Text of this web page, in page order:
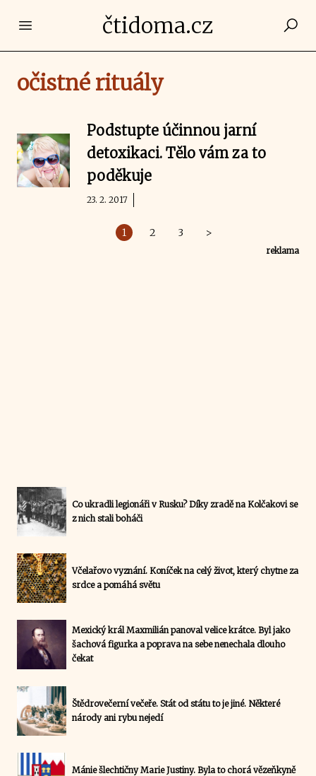
Open main menučtidoma.cz
očistné rituály
Podstupte účinnou jarní
detoxikaci. Tělo vám za to
poděkuje
23. 2. 2017
1 2 3 >
reklama
Co ukradli legionáři v Rusku? Díky zradě na Kolčakovi se
z nich stali boháči
Včelařovo vyznání. Koníček na celý život, který chytne za
srdce a pomáhá světu
Mexický král Maxmilián panoval velice krátce. Byl jako
šachová figurka a poprava na sebe nenechala dlouho
čekat
Štědrovečerní večeře. Stát od státu to je jiné. Některé
národy ani rybu nejedí
Mánie šlechtičny Marie Justiny. Byla to chorá vězeňkyně